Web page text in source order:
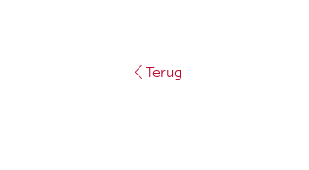
Terug